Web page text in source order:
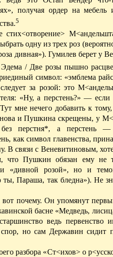
получая ордер на мебель
5
стих<отворение> М<
одну из трех роз
дивная»). Гумилев берет у
/ Две розы пышно
символ: «эмблема
за розой: это М<
«Ну, а перстень?» — если
мне нечего добавить к
и Пушкина скрещены, у М<
без перстня*, а перстень —
как символ главенства,
В связи с Веневитиновым,
Пушкин обязан ему не
и «дивной розой», но и
ты, Параша, так бледна»). Не
вот почему. Он упомянут
басне «Медведь,
ведь первенство
спор, но сам Державин сидит
разбора «Ст<ихов> о р<